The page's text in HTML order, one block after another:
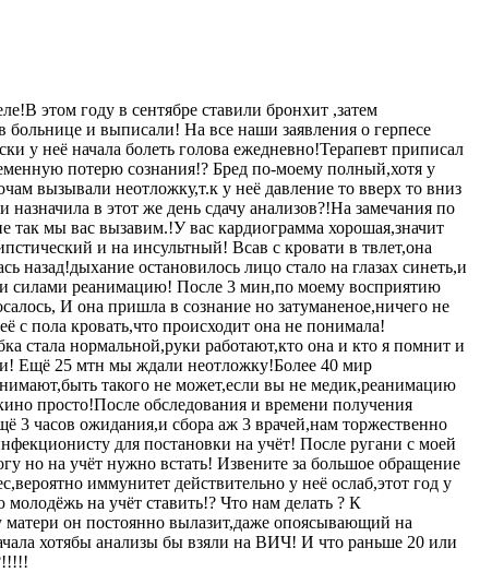
этом году в сентябре ставили бронхит ,затем
и выписали! На все наши заявления о герпесе
у неё начала болеть голова ежедневно!Терапевт приписал
потерю сознания!? Бред по-моему полный,хотя у
вызывали неотложку,т.к у неё давление то вверх то вниз
в этот же день сдачу анализов?!На замечания по
так мы вас вызавим.!У вас кардиограмма хорошая,значит
и на инсультный! Всав с кровати в твлет,она
назад!дыхание остановилось лицо стало на глазах синеть,и
силами реанимацию! После 3 мин,по моему восприятию
И она пришла в сознание но затуманеное,ничего не
с пола кровать,что происходит она не понимала!
стала нормальной,руки работают,кто она и кто я помнит и
Ещё 25 мтн мы ждали неотложку!Более 40 мир
такого не может,если вы не медик,реанимацию
просто!После обследования и времени получения
3 часов ожидания,и сбора аж 3 врачей,нам торжественно
для постановки на учёт! После ругани с моей
но на учёт нужно встать! Извените за большое обращение
иммунитет действительно у неё ослаб,этот год у
на учёт ставить!? Что нам делать ? К
матери он постоянно вылазит,даже опоясывающий на
хотябы анализы бы взяли на ВИЧ! И что раньше 20 или